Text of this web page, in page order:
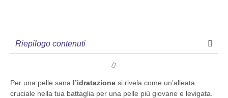
Riepilogo contenuti
Per una pelle sana l’idratazione si rivela come un’alleata
cruciale nella tua battaglia per una pelle più giovane e levigata.